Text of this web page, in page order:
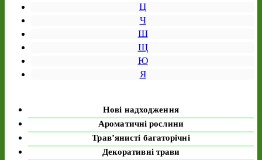
Ц
Ч
Ш
Щ
Ю
Я
Нові надходження
Ароматичні рослини
Трав’янисті багаторічні
Декоративні трави